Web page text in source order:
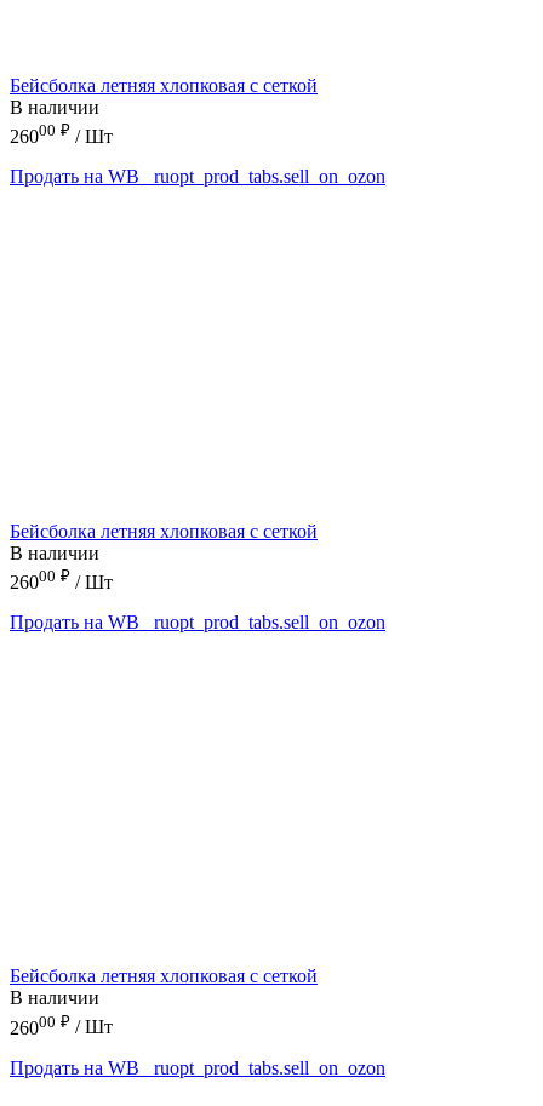
Бейсболка летняя хлопковая с сеткой
В наличии
26000 ₽ / Шт
Продать на WB
_ruopt_prod_tabs.sell_on_ozon
Бейсболка летняя хлопковая с сеткой
В наличии
26000 ₽ / Шт
Продать на WB
_ruopt_prod_tabs.sell_on_ozon
Бейсболка летняя хлопковая с сеткой
В наличии
26000 ₽ / Шт
Продать на WB
_ruopt_prod_tabs.sell_on_ozon